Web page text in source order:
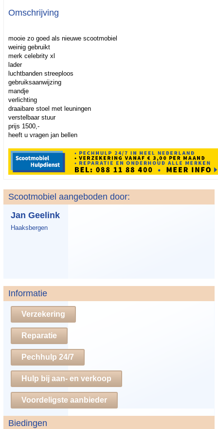
Omschrijving
mooie zo goed als nieuwe scootmobiel
weinig gebruikt
merk celebrity xl
lader
luchtbanden streeploos
gebruiksaanwijzing
mandje
verlichting
draaibare stoel met leuningen
verstelbaar stuur
prijs 1500,-
heeft u vragen jan bellen
Scootmobiel aangeboden door:
Jan Geelink
Haaksbergen
Informatie
Verzekering
Reparatie
Pechhulp 24/7
Hulp bij aan- en verkoop
Voordeligste aanbieder
Biedingen